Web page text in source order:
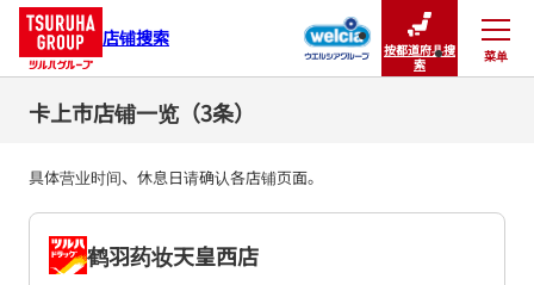
店铺搜索
按都道府县搜
索
菜单
关闭
卡上市店铺一览（3条）
具体营业时间、休息日请确认各店铺页面。
鹤羽药妆天皇西店